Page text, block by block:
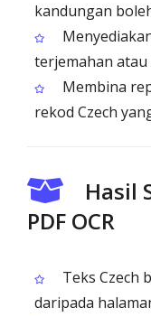
kandungan
terjemahan
Membina
rekod Czech
Hasil
PDF OCR
Teks Czech
daripada